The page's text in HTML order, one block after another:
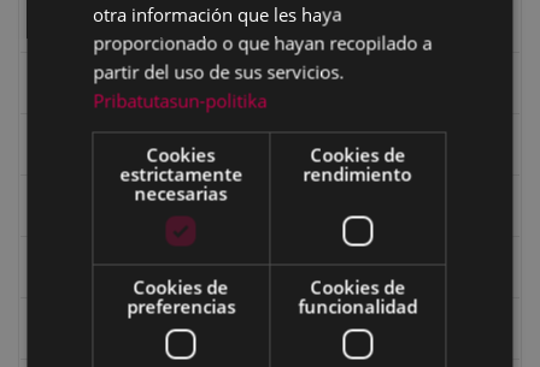
Eibar desde el aire
Eibartarren ahotan
Fondo Bolumburu
Fondo Carlos Narbaiza
otra información que les haya
proporcionado o que hayan recopilado a
partir del uso de sus servicios.
Pribatutasun-politika
Cookies
estrictamente
necesarias
Cookies de
rendimiento
Cookies de
preferencias
Cookies de
funcionalidad